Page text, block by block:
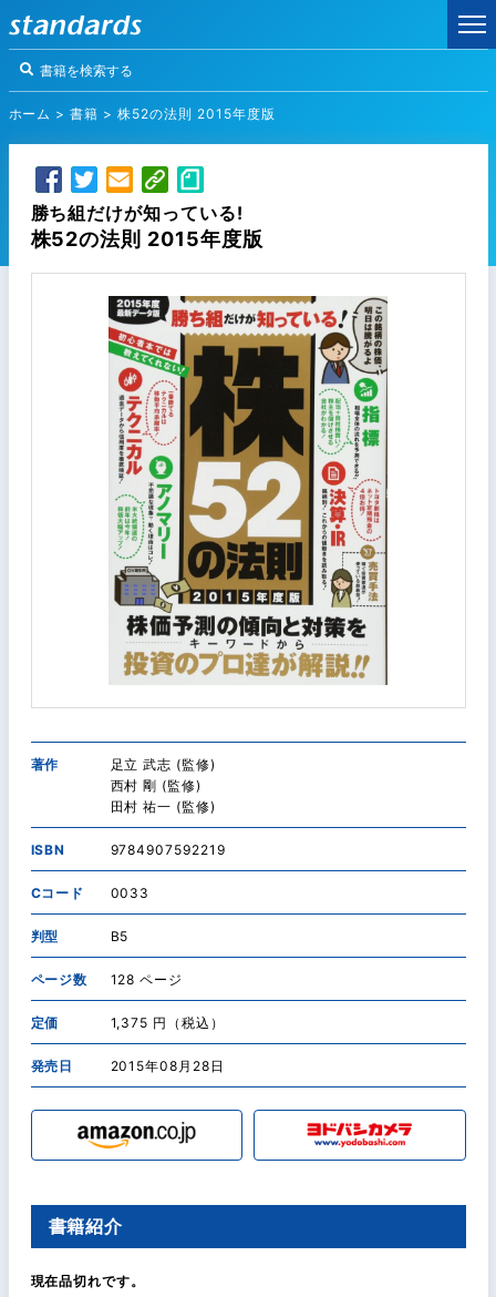
ホーム >書籍 >株52の法則 2015年度版
勝ち組だけが知っている!
株52の法則 2015年度版
著作
足立 武志 (監修)
西村 剛 (監修)
田村 祐一 (監修)
ISBN 9784907592219
Cコード 0033
判型 B5
ページ数 128 ページ
定価 1,375 円（税込）
発売日 2015年08月28日
書籍紹介
現在品切れです。